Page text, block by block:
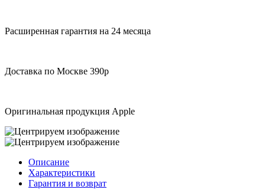
Расширенная гарантия на 24 месяца
Доставка по Москве 390р
Оригинальная продукция Apple
Описание
Характеристики
Гарантия и возврат